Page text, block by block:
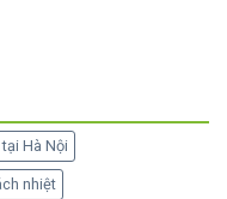
Hà Nội
nhiệt